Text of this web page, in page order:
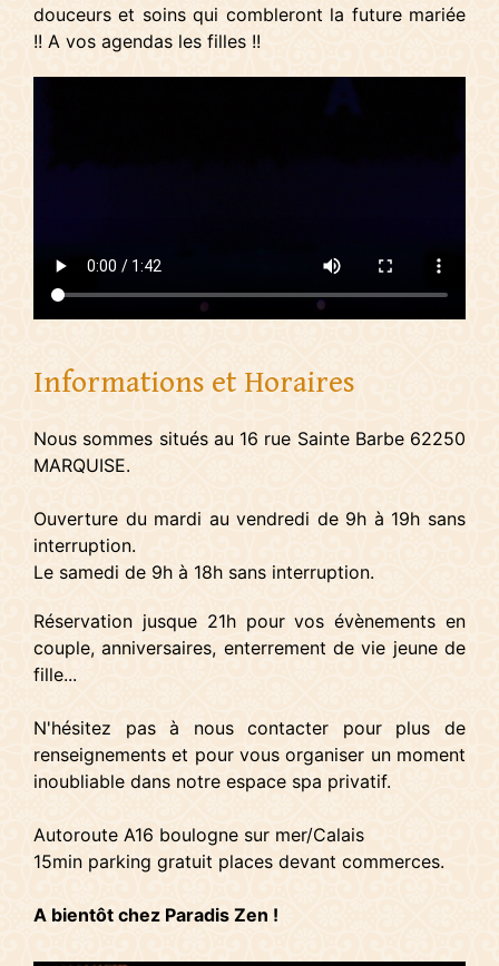
douceurs et soins qui combleront la future mariée
!! A vos agendas les filles !!
Informations et Horaires
Nous sommes situés au 16 rue Sainte Barbe 62250
MARQUISE.
Ouverture du mardi au vendredi de 9h à 19h sans
interruption.
Le samedi de 9h à 18h sans interruption.
Réservation jusque 21h pour vos évènements en
couple, anniversaires, enterrement de vie jeune de
fille...
N'hésitez pas à nous contacter pour plus de
renseignements et pour vous organiser un moment
inoubliable dans notre espace spa privatif.
Autoroute A16 boulogne sur mer/Calais
15min parking gratuit places devant commerces.
A bientôt chez Paradis Zen !